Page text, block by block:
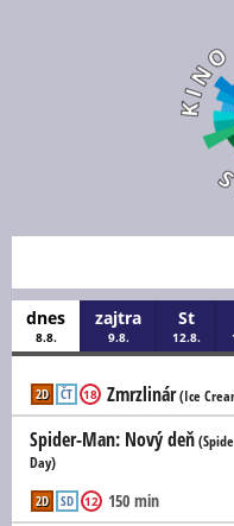
dnes
8.8.
zajtra
9.8.
St
12.8.
Zmrzlinár(Ice
2D ČT 18
Spider-Man: Nový deň
Day)
150 min
2D SD 12